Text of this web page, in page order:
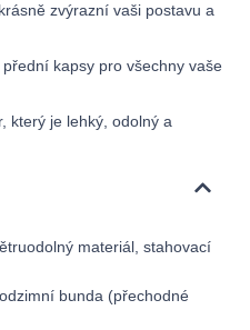
zvýrazní vaši postavu a
kapsy pro všechny vaše
který je lehký, odolný a
materiál, stahovací
bunda (přechodné